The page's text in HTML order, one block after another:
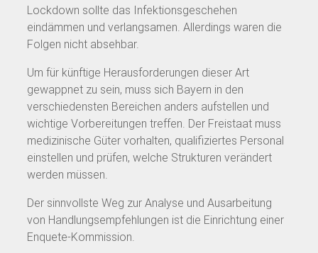
Lockdown sollte das Infektionsgeschehen
eindämmen und verlangsamen. Allerdings waren die
Folgen nicht absehbar.
Um für künftige Herausforderungen dieser Art
gewappnet zu sein, muss sich Bayern in den
verschiedensten Bereichen anders aufstellen und
wichtige Vorbereitungen treffen. Der Freistaat muss
medizinische Güter vorhalten, qualifiziertes Personal
einstellen und prüfen, welche Strukturen verändert
werden müssen.
Der sinnvollste Weg zur Analyse und Ausarbeitung
von Handlungsempfehlungen ist die Einrichtung einer
Enquete-Kommission.